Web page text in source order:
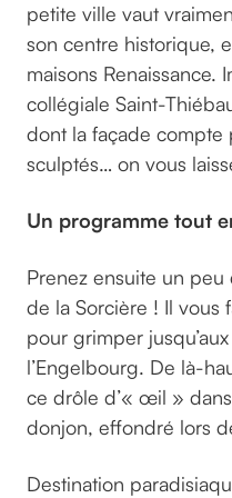
petite ville vaut
son centre historique,
maisons Renaissance.
collégiale Saint-
dont la façade
sculptés… on vous
Un programme tout
Prenez ensuite un
de la Sorcière ! Il vous
pour grimper
l’Engelbourg. De là-
ce drôle d’« œil »
donjon, effondré lors
Destination